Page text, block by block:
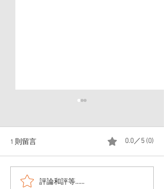
從礦源到工藝，重新定義
1 則留言 0.0／5 (0)
評論和評等......